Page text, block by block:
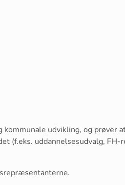
udvikling, og prøver
(f.eks. uddannelsesudvalg, FH-